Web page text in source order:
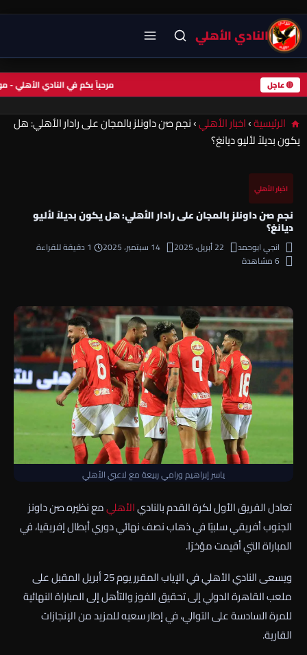
النادي الأهلي
🔴 عاجل مرحباً بكم في النادي
الرئيسية›اخبار الأهلي›نجم صن داونلز بالمجان على رادار الأهلي: هل
يكون بديلاً لأليو ديانغ؟
اخبار الأهلي
نجم صن داونلز بالمجان على رادار الأهلي: هل يكون بديلاً لأليو
ديانغ؟
انجي ابوحمد 22 أبريل، 2025 14 سبتمبر، 2025
1 دقيقة للقراءة
6 مشاهدة
ياسر إبراهيم ورامي ربيعة مع لاعبي الأهلي
تعادل الفريق الأول لكرة القدم بالناديالأهليمع نظيره صن داونز
الجنوب أفريقي سلبيًا في ذهاب نصف نهائي دوري أبطال إفريقيا، في
المباراة التي أقيمت مؤخرًا.
ويسعى النادي الأهلي في الإياب المقرر يوم 25 أبريل المقبل على
ملعب القاهرة الدولي إلى تحقيق الفوز والتأهل إلى المباراة النهائية
للمرة السادسة على التوالي، في إطار سعيه للمزيد من الإنجازات
القارية.